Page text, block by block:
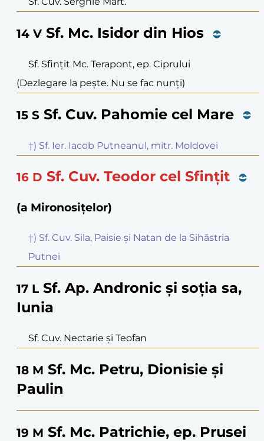
14 V Sf. Mc. Isidor din Hios
Sf. Sfințit Mc. Terapont, ep. Ciprului
(Dezlegare la pește. Nu se fac nunți)
15 S Sf. Cuv. Pahomie cel Mare
†) Sf. Ier. Iacob Putneanul, mitr. Moldovei
16 D Sf. Cuv. Teodor cel Sfințit
(a Mironosițelor)
†) Sf. Cuv. Sila, Paisie și Natan de la Sihăstria
Putnei
17 L Sf. Ap. Andronic și soția sa,
Iunia
Sf. Cuv. Nectarie și Teofan
18 M Sf. Mc. Petru, Dionisie și
Paulin
19 M Sf. Mc. Patrichie, ep. Prusei